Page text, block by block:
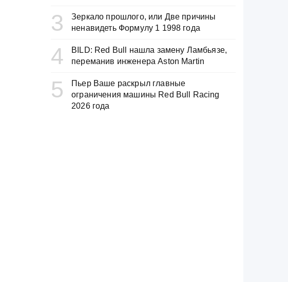
3
Зеркало прошлого, или Две причины
ненавидеть Формулу 1 1998 года
4
BILD: Red Bull нашла замену Ламбьязе,
переманив инженера Aston Martin
5
Пьер Ваше раскрыл главные
ограничения машины Red Bull Racing
2026 года